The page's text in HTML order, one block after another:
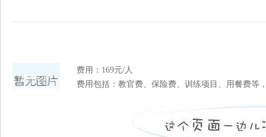
费用说明
费用：169元/人
费用包括：教官费、保险费、训练项目、用餐费等